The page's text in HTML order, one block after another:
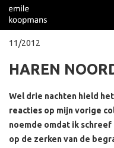
11/2012
HAREN
Wel drie nachten hield
reacties op mijn vorige
noemde omdat ik
op de zerken van de